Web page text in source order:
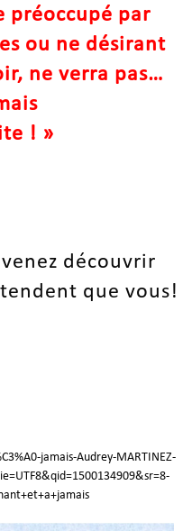
préoccupé par
ou ne désirant
ne verra pas…
! »
découvrir
que vous!
jamais-Audrey-MARTINEZ-